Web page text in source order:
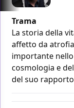
Trama
La storia della
affetto da
importante
cosmologia e
del suo